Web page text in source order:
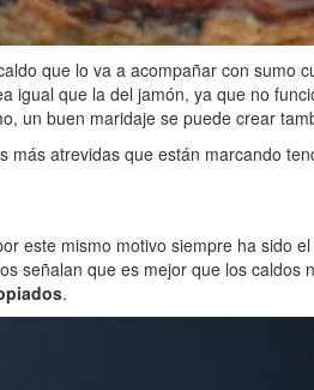
que lo va a acompañar con
igual que la del jamón, ya que no
un buen maridaje se puede crear
más atrevidas que están marcando
este mismo motivo siempre ha sido
señalan que es mejor que los
.